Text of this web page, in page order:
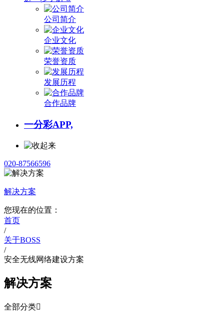
公司简介
企业文化
荣誉资质
发展历程
合作品牌
一分彩APP,
020-87566596
解决方案
您现在的位置：
首页
/
关于BOSS
/
安全无线网络建设方案
解决方案
全部分类